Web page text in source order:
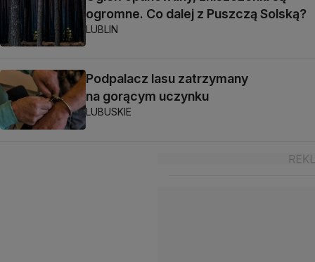
ogromne. Co dalej z Puszczą Solską?
LUBLIN
Podpalacz lasu zatrzymany
na gorącym uczynku
LUBUSKIE